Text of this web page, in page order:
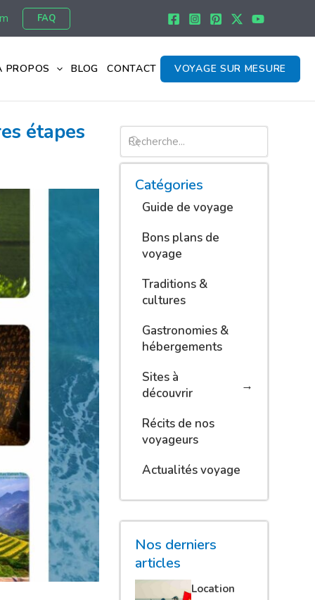
FAQ
PROPOS BLOG CONTACT VOYAGE SUR MESURE
étapes
Catégories
Guide de voyage
Bons plans de
voyage
Traditions &
cultures
Gastronomies &
hébergements
Sites à
découvrir
Récits de nos
voyageurs
Actualités voyage
Nos derniers
articles
Location